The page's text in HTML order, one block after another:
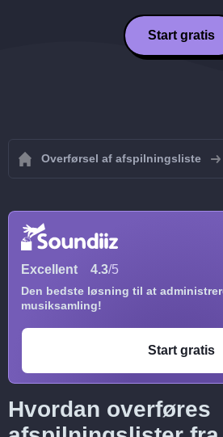
Start gratis
Overførsel af afspilningsliste
Excellent 4.3/5
Den bedste løsning til at
musiksamling!
Start gratis
Hvordan overføres